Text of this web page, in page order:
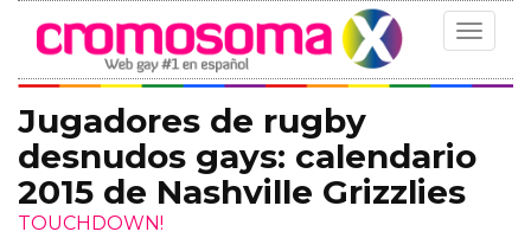
Toggle
Jugadores de rugby
desnudos gays: calendario
2015 de Nashville Grizzlies
TOUCHDOWN!